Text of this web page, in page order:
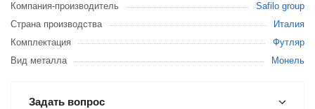
Компания-производитель
Safilo group
Страна производства
Италия
Комплектация
Футляр
Вид металла
Монель
Задать вопрос